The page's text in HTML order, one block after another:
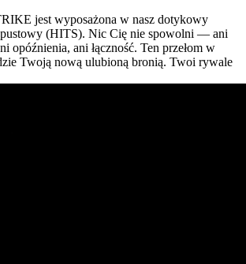
jest wyposażona w nasz dotykowy
(HITS). Nic Cię nie spowolni — ani
opóźnienia, ani łączność. Ten przełom w
Twoją nową ulubioną bronią. Twoi rywale